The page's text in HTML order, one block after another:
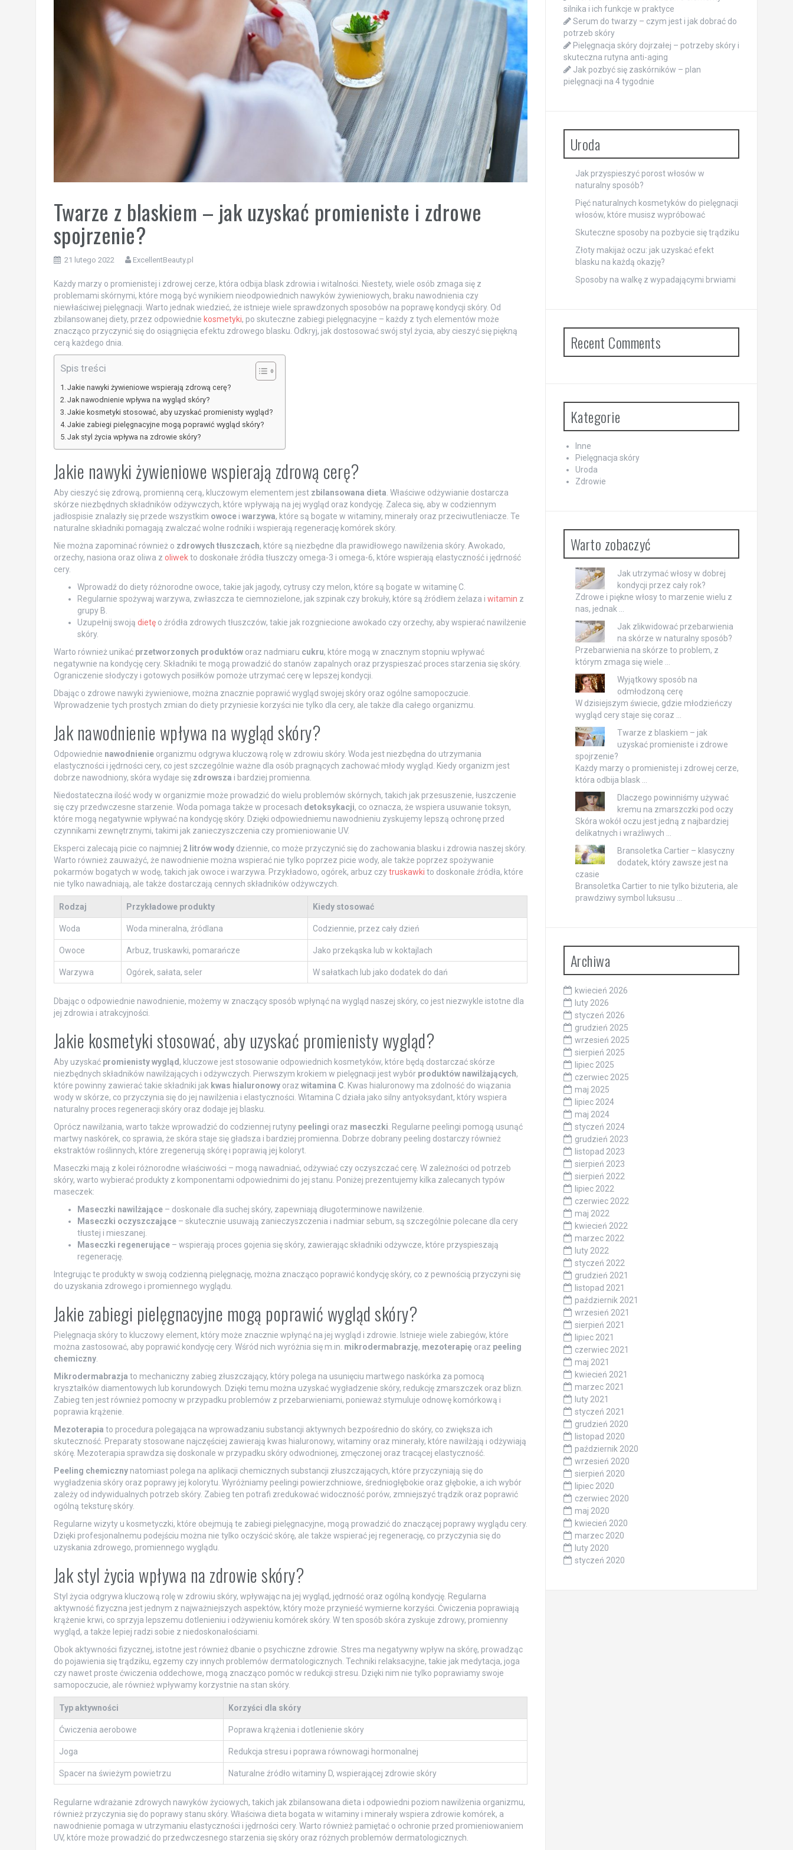
Twarze z blaskiem – jak uzyskać promieniste i zdrowe
spojrzenie?
21 lutego 2022 ExcellentBeauty.pl
Każdy marzy o promienistej i zdrowej cerze, która odbija blask zdrowia i witalności. Niestety, wiele osób zmaga się z
problemami skórnymi, które mogą być wynikiem nieodpowiednich nawyków żywieniowych, braku nawodnienia czy
niewłaściwej pielęgnacji. Warto jednak wiedzieć, że istnieje wiele sprawdzonych sposobów na poprawę kondycji skóry. Od
zbilansowanej diety, przez odpowiednie kosmetyki, po skuteczne zabiegi pielęgnacyjne – każdy z tych elementów może
znacząco przyczynić się do osiągnięcia efektu zdrowego blasku. Odkryj, jak dostosować swój styl życia, aby cieszyć się piękną
cerą każdego dnia.
Spis treści
Jakie nawyki żywieniowe wspierają zdrową cerę?
Jak nawodnienie wpływa na wygląd skóry?
Jakie kosmetyki stosować, aby uzyskać promienisty wygląd?
Jakie zabiegi pielęgnacyjne mogą poprawić wygląd skóry?
Jak styl życia wpływa na zdrowie skóry?
Jakie nawyki żywieniowe wspierają zdrową cerę?
Aby cieszyć się zdrową, promienną cerą, kluczowym elementem jest zbilansowana dieta . Właściwe odżywianie dostarcza
skórze niezbędnych składników odżywczych, które wpływają na jej wygląd oraz kondycję. Zaleca się, aby w codziennym
jadłospisie znalazły się przede wszystkim owocei warzywa, które są bogate w witaminy, minerały oraz przeciwutleniacze. Te
naturalne składniki pomagają zwalczać wolne rodniki i wspierają regenerację komórek skóry.
Nie można zapominać również o zdrowych tłuszczach, które są niezbędne dla prawidłowego nawilżenia skóry. Awokado,
orzechy, nasiona oraz oliwa z oliwekto doskonałe źródła tłuszczy omega-3 i omega-6, które wspierają elastyczność i jędrność
cery.
Wprowadź do diety różnorodne owoce, takie jak jagody, cytrusy czy melon, które są bogate w witaminę C.
Regularnie spożywaj warzywa, zwłaszcza te ciemnozielone, jak szpinak czy brokuły, które są źródłem żelaza i witamin z
grupy B.
Uzupełnij swoją dietęo źródła zdrowych tłuszczów, takie jak rozgniecione awokado czy orzechy, aby wspierać nawilżenie
skóry.
Warto również unikać przetworzonych produktóworaz nadmiaru cukru, które mogą w znacznym stopniu wpływać
negatywnie na kondycję cery. Składniki te mogą prowadzić do stanów zapalnych oraz przyspieszać proces starzenia się skóry.
Ograniczenie słodyczy i gotowych posiłków pomoże utrzymać cerę w lepszej kondycji.
Dbając o zdrowe nawyki żywieniowe, można znacznie poprawić wygląd swojej skóry oraz ogólne samopoczucie.
Wprowadzenie tych prostych zmian do diety przyniesie korzyści nie tylko dla cery, ale także dla całego organizmu.
Jak nawodnienie wpływa na wygląd skóry?
Odpowiednie nawodnienieorganizmu odgrywa kluczową rolę w zdrowiu skóry. Woda jest niezbędna do utrzymania
elastyczności i jędrności cery, co jest szczególnie ważne dla osób pragnących zachować młody wygląd. Kiedy organizm jest
dobrze nawodniony, skóra wydaje się zdrowsza i bardziej promienna.
Niedostateczna ilość wody w organizmie może prowadzić do wielu problemów skórnych, takich jak przesuszenie, łuszczenie
się czy przedwczesne starzenie. Woda pomaga także w procesach detoksykacji, co oznacza, że wspiera usuwanie toksyn,
które mogą negatywnie wpływać na kondycję skóry. Dzięki odpowiedniemu nawodnieniu zyskujemy lepszą ochronę przed
czynnikami zewnętrznymi, takimi jak zanieczyszczenia czy promieniowanie UV.
Eksperci zalecają picie co najmniej 2 litrów wodydziennie, co może przyczynić się do zachowania blasku i zdrowia naszej skóry.
Warto również zauważyć, że nawodnienie można wspierać nie tylko poprzez picie wody, ale także poprzez spożywanie
pokarmów bogatych w wodę, takich jak owoce i warzywa. Przykładowo, ogórek, arbuz czytruskawki to doskonałe źródła, które
nie tylko nawadniają, ale także dostarczają cennych składników odżywczych.
Rodzaj Przykładowe produkty Kiedy stosować
Woda Woda mineralna, źródlana Codziennie, przez cały dzień
Owoce Arbuz, truskawki, pomarańcze Jako przekąska lub w koktajlach
Warzywa Ogórek, sałata, seler W sałatkach lub jako dodatek do dań
Dbając o odpowiednie nawodnienie, możemy w znaczący sposób wpłynąć na wygląd naszej skóry, co jest niezwykle istotne dla
jej zdrowia i atrakcyjności.
Jakie kosmetyki stosować, aby uzyskać promienisty wygląd?
Aby uzyskać promienisty wygląd , kluczowe jest stosowanie odpowiednich kosmetyków, które będą dostarczać skórze
niezbędnych składników nawilżających i odżywczych. Pierwszym krokiem w pielęgnacji jest wybór produktów nawilżających,
które powinny zawierać takie składniki jak kwas hialuronowyoraz witamina C . Kwas hialuronowy ma zdolność do wiązania
wody w skórze, co przyczynia się do jej nawilżenia i elastyczności. Witamina C działa jako silny antyoksydant, który wspiera
naturalny proces regeneracji skóry oraz dodaje jej blasku.
Oprócz nawilżania, warto także wprowadzić do codziennej rutyny peelingi oraz maseczki . Regularne peelingi pomogą usunąć
martwy naskórek, co sprawia, że skóra staje się gładsza i bardziej promienna. Dobrze dobrany peeling dostarczy również
ekstraktów roślinnych, które zregenerują skórę i poprawią jej koloryt.
Maseczki mają z kolei różnorodne właściwości – mogą nawadniać, odżywiać czy oczyszczać cerę. W zależności od potrzeb
skóry, warto wybierać produkty z komponentami odpowiednimi do jej stanu. Poniżej prezentujemy kilka zalecanych typów
maseczek:
Maseczki nawilżające– doskonałe dla suchej skóry, zapewniają długoterminowe nawilżenie.
Maseczki oczyszczające– skutecznie usuwają zanieczyszczenia i nadmiar sebum, są szczególnie polecane dla cery
tłustej i mieszanej.
Maseczki regenerujące– wspierają proces gojenia się skóry, zawierając składniki odżywcze, które przyspieszają
regenerację.
Integrując te produkty w swoją codzienną pielęgnację, można znacząco poprawić kondycję skóry, co z pewnością przyczyni się
do uzyskania zdrowego i promiennego wyglądu.
Jakie zabiegi pielęgnacyjne mogą poprawić wygląd skóry?
Pielęgnacja skóry to kluczowy element, który może znacznie wpłynąć na jej wygląd i zdrowie. Istnieje wiele zabiegów, które
można zastosować, aby poprawić kondycję cery. Wśród nich wyróżnia się m.in. mikrodermabrazję, mezoterapię oraz peeling
chemiczny.
Mikrodermabrazja to mechaniczny zabieg złuszczający, który polega na usunięciu martwego naskórka za pomocą
kryształków diamentowych lub korundowych. Dzięki temu można uzyskać wygładzenie skóry, redukcję zmarszczek oraz blizn.
Zabieg ten jest również pomocny w przypadku problemów z przebarwieniami, ponieważ stymuluje odnowę komórkową i
poprawia krążenie.
Mezoterapia to procedura polegająca na wprowadzaniu substancji aktywnych bezpośrednio do skóry, co zwiększa ich
skuteczność. Preparaty stosowane najczęściej zawierają kwas hialuronowy, witaminy oraz minerały, które nawilżają i odżywiają
skórę. Mezoterapia sprawdza się doskonale w przypadku skóry odwodnionej, zmęczonej oraz tracącej elastyczność.
Peeling chemicznynatomiast polega na aplikacji chemicznych substancji złuszczających, które przyczyniają się do
wygładzenia skóry oraz poprawy jej kolorytu. Wyróżniamy peelingi powierzchniowe, średniogłębokie oraz głębokie, a ich wybór
zależy od indywidualnych potrzeb skóry. Zabieg ten potrafi zredukować widoczność porów, zmniejszyć trądzik oraz poprawić
ogólną teksturę skóry.
Regularne wizyty u kosmetyczki, które obejmują te zabiegi pielęgnacyjne, mogą prowadzić do znaczącej poprawy wyglądu cery.
Dzięki profesjonalnemu podejściu można nie tylko oczyścić skórę, ale także wspierać jej regenerację, co przyczynia się do
uzyskania zdrowego, promiennego wyglądu.
Jak styl życia wpływa na zdrowie skóry?
Styl życia odgrywa kluczową rolę w zdrowiu skóry, wpływając na jej wygląd, jędrność oraz ogólną kondycję. Regularna
aktywność fizyczna jest jednym z najważniejszych aspektów, który może przynieść wymierne korzyści. Ćwiczenia poprawiają
krążenie krwi, co sprzyja lepszemu dotlenieniu i odżywieniu komórek skóry. W ten sposób skóra zyskuje zdrowy, promienny
wygląd, a także lepiej radzi sobie z niedoskonałościami.
Obok aktywności fizycznej, istotne jest również dbanie o psychiczne zdrowie. Stres ma negatywny wpływ na skórę, prowadząc
do pojawienia się trądziku, egzemy czy innych problemów dermatologicznych. Techniki relaksacyjne, takie jak medytacja, joga
czy nawet proste ćwiczenia oddechowe, mogą znacząco pomóc w redukcji stresu. Dzięki nim nie tylko poprawiamy swoje
samopoczucie, ale również wpływamy korzystnie na stan skóry.
Typ aktywności Korzyści dla skóry
Ćwiczenia aerobowe Poprawa krążenia i dotlenienie skóry
Joga Redukcja stresu i poprawa równowagi hormonalnej
Spacer na świeżym powietrzu Naturalne źródło witaminy D, wspierającej zdrowie skóry
Regularne wdrażanie zdrowych nawyków życiowych, takich jak zbilansowana dieta i odpowiedni poziom nawilżenia organizmu,
również przyczynia się do poprawy stanu skóry. Właściwa dieta bogata w witaminy i minerały wspiera zdrowie komórek, a
nawodnienie pomaga w utrzymaniu elastyczności i jędrności cery. Warto również pamiętać o ochronie przed promieniowaniem
UV, które może prowadzić do przedwczesnego starzenia się skóry oraz różnych problemów dermatologicznych.
silnika i ich funkcje w praktyce
Serum do twarzy – czym jest i jak dobrać do
potrzeb skóry
Pielęgnacja skóry dojrzałej – potrzeby skóry i
skuteczna rutyna anti-aging
Jak pozbyć się zaskórników – plan
pielęgnacji na 4 tygodnie
Uroda
Jak przyspieszyć porost włosów w
naturalny sposób?
Pięć naturalnych kosmetyków do pielęgnacji
włosów, które musisz wypróbować
Skuteczne sposoby na pozbycie się trądziku
Złoty makijaż oczu: jak uzyskać efekt
blasku na każdą okazję?
Sposoby na walkę z wypadającymi brwiami
Recent Comments
Kategorie
Inne
Pielęgnacja skóry
Uroda
Zdrowie
Warto zobaczyć
Jak utrzymać włosy w dobrej
kondycji przez cały rok?
Zdrowe i piękne włosy to marzenie wielu z
nas, jednak …
Jak zlikwidować przebarwienia
na skórze w naturalny sposób?
Przebarwienia na skórze to problem, z
którym zmaga się wiele …
Wyjątkowy sposób na
odmłodzoną cerę
W dzisiejszym świecie, gdzie młodzieńczy
wygląd cery staje się coraz …
Twarze z blaskiem – jak
uzyskać promieniste i zdrowe
spojrzenie?
Każdy marzy o promienistej i zdrowej cerze,
która odbija blask …
Dlaczego powinniśmy używać
kremu na zmarszczki pod oczy
Skóra wokół oczu jest jedną z najbardziej
delikatnych i wrażliwych …
Bransoletka Cartier – klasyczny
dodatek, który zawsze jest na
czasie
Bransoletka Cartier to nie tylko biżuteria, ale
prawdziwy symbol luksusu …
Archiwa
kwiecień 2026
luty 2026
styczeń 2026
grudzień 2025
wrzesień 2025
sierpień 2025
lipiec 2025
czerwiec 2025
maj 2025
lipiec 2024
maj 2024
styczeń 2024
grudzień 2023
listopad 2023
sierpień 2023
sierpień 2022
lipiec 2022
czerwiec 2022
maj 2022
kwiecień 2022
marzec 2022
luty 2022
styczeń 2022
grudzień 2021
listopad 2021
październik 2021
wrzesień 2021
sierpień 2021
lipiec 2021
czerwiec 2021
maj 2021
kwiecień 2021
marzec 2021
luty 2021
styczeń 2021
grudzień 2020
listopad 2020
październik 2020
wrzesień 2020
sierpień 2020
lipiec 2020
czerwiec 2020
maj 2020
kwiecień 2020
marzec 2020
luty 2020
styczeń 2020